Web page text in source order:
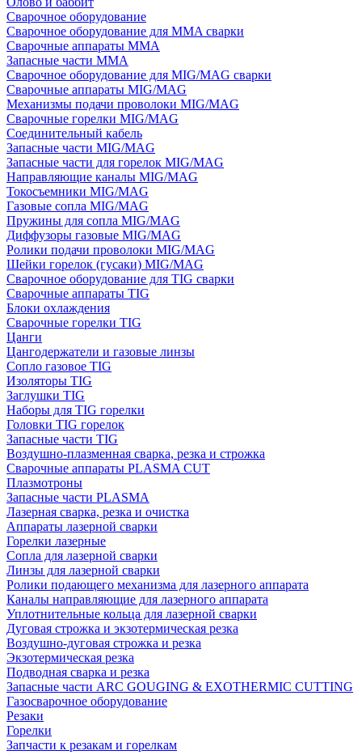
Сварочное оборудование
Сварочное оборудование для MMA сварки
Сварочные аппараты MMA
Запасные части MMA
Сварочное оборудование для MIG/MAG сварки
Сварочные аппараты MIG/MAG
Механизмы подачи проволоки MIG/MAG
Сварочные горелки MIG/MAG
Соединительный кабель
Запасные части MIG/MAG
Запасные части для горелок MIG/MAG
Направляющие каналы MIG/MAG
Токосъемники MIG/MAG
Газовые сопла MIG/MAG
Пружины для сопла MIG/MAG
Диффузоры газовые MIG/MAG
Ролики подачи проволоки MIG/MAG
Шейки горелок (гусаки) MIG/MAG
Сварочное оборудование для TIG сварки
Сварочные аппараты TIG
Блоки охлаждения
Сварочные горелки TIG
Цанги
Цангодержатели и газовые линзы
Сопло газовое TIG
Изоляторы TIG
Заглушки TIG
Наборы для TIG горелки
Головки TIG горелок
Запасные части TIG
Воздушно-плазменная сварка, резка и строжка
Сварочные аппараты PLASMA CUT
Плазмотроны
Запасные части PLASMA
Лазерная сварка, резка и очистка
Аппараты лазерной сварки
Горелки лазерные
Сопла для лазерной сварки
Линзы для лазерной сварки
Ролики подающего механизма для лазерного аппарата
Каналы направляющие для лазерного аппарата
Уплотнительные кольца для лазерной сварки
Дуговая строжка и экзотермическая резка
Воздушно-дуговая строжка и резка
Экзотермическая резка
Подводная сварка и резка
Запасные части ARC GOUGING & EXOTHERMIC CUTTING
Газосварочное оборудование
Резаки
Горелки
Запчасти к резакам и горелкам